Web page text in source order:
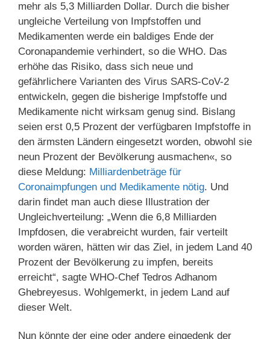
mehr als 5,3 Milliarden Dollar. Durch die bisher
ungleiche Verteilung von Impfstoffen und
Medikamenten werde ein baldiges Ende der
Coronapandemie verhindert, so die WHO. Das
erhöhe das Risiko, dass sich neue und
gefährlichere Varian­ten des Virus SARS-CoV-2
entwickeln, gegen die bisherige Impfstoffe und
Medikamente nicht wirksam genug sind. Bislang
seien erst 0,5 Prozent der verfügbaren Impfstoffe in
den ärmsten Ländern eingesetzt worden, obwohl sie
neun Prozent der Bevölkerung ausmachen«, so
diese Meldung: Milliardenbeträge für
Coronaimpfungen und Medikamente nötig. Und
darin findet man auch diese Illustration der
Ungleichverteilung: „Wenn die 6,8 Milliarden
Impfdosen, die verabreicht wurden, fair verteilt
worden wären, hätten wir das Ziel, in jedem Land 40
Prozent der Bevölkerung zu impfen, bereits
erreicht“, sagte WHO-Chef Tedros Ad­ha­nom
Ghebreyesus. Wohlgemerkt, in jedem Land auf
dieser Welt.
Nun könnte der eine oder andere eingedenk der